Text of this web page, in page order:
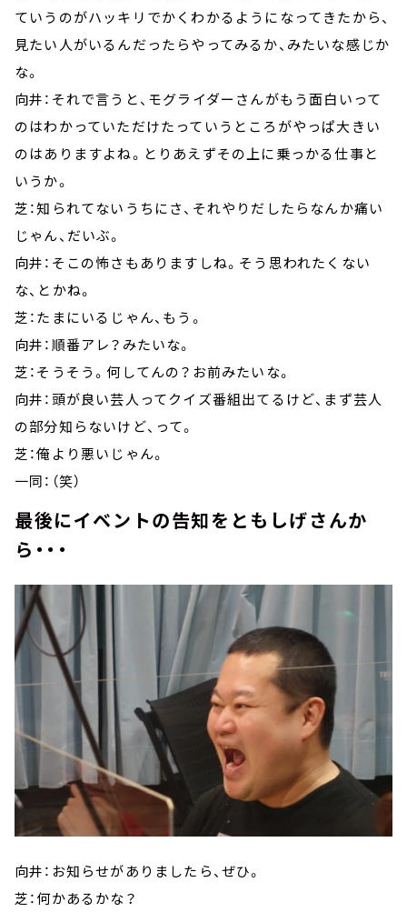
ていうのがハッキリでかくわかるようになってきたから、
見たい人がいるんだったらやってみるか、みたいな感じか
な。
向井：それで言うと、モグライダーさんがもう面白いって
のはわかっていただけたっていうところがやっぱ大きい
のはありますよね。とりあえずその上に乗っかる仕事と
いうか。
芝：知られてないうちにさ、それやりだしたらなんか痛い
じゃん、だいぶ。
向井：そこの怖さもありますしね。そう思われたくない
な、とかね。
芝：たまにいるじゃん、もう。
向井：順番アレ？みたいな。
芝：そうそう。何してんの？お前みたいな。
向井：頭が良い芸人ってクイズ番組出てるけど、まず芸人
の部分知らないけど、って。
芝：俺より悪いじゃん。
一同：（笑）
最後にイベントの告知をともしげさんか
ら・・・
向井：お知らせがありましたら、ぜひ。
芝：何かあるかな？